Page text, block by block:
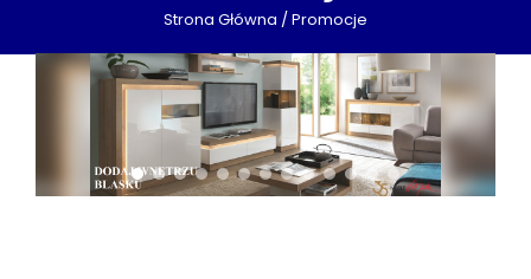
Strona Główna / Promocje